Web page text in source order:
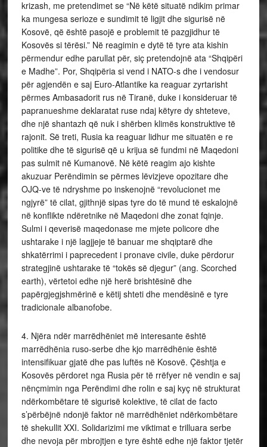
krizash, me pretendimet se “Në këtë situatë ndikim primar
ka mungesa serioze e sundimit të ligjit dhe sigurisë në
Kosovë, që është pasojë e problemit të pazgjidhur të
Kosovës si tërësi.” Në reagimin e dytë të tyre ata kishin
përmendur edhe parullat për, siç pretendojnë ata “Shqipëri
e Madhe”. Por, Shqipëria si vend i NATO-s dhe i vendosur
për agjendën e saj Euro-Atlantike ka reaguar zyrtarisht
përmes Ambasadorit rus në Tiranë, duke i konsideruar të
papranueshme deklaratat ruse ndaj këtyre dy shteteve,
dhe një shantazh që nuk i shërben klimës konstruktive të
rajonit. Së treti, Rusia ka reaguar lidhur me situatën e re
politike dhe të sigurisë që u krijua së fundmi në Maqedoni
pas sulmit në Kumanovë. Në këtë reagim ajo kishte
akuzuar Perëndimin se përmes lëvizjeve opozitare dhe
OJQ-ve të ndryshme po inskenojnë “revolucionet me
ngjyrë” të cilat, gjithnjë sipas tyre do të mund të eskalojnë
në konflikte ndëretnike në Maqedoni dhe zonat fqinje.
Sulmi i qeverisë maqedonase me mjete policore dhe
ushtarake i një lagjjeje të banuar me shqiptarë dhe
shkatërrimi i paprecedent i pronave civile, duke përdorur
strategjinë ushtarake të “tokës së djegur” (ang. Scorched
earth), vërtetoi edhe një herë brishtësinë dhe
papërgjegjshmërinë e këtij shteti dhe mendësinë e tyre
tradicionale albanofobe.
4. Njëra ndër marrëdhëniet më interesante është
marrëdhënia ruso-serbe dhe kjo marrëdhënie është
intensifikuar gjatë dhe pas luftës në Kosovë. Çështja e
Kosovës përdoret nga Rusia për të rrëfyer në vendin e saj
nënçmimin nga Perëndimi dhe rolin e saj kyç në strukturat
ndërkombëtare të sigurisë kolektive, të cilat de facto
s’përbëjnë ndonjë faktor në marrëdhëniet ndërkombëtare
të shekullit XXI. Solidarizimi me viktimat e trilluara serbe
dhe nevoja për mbrojtjen e tyre është edhe një faktor tjetër